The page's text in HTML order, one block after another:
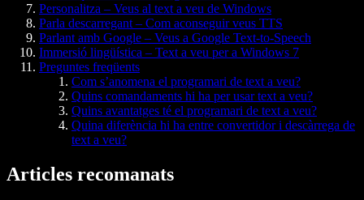
Personalitza – Veus al text a veu de Windows
Parla descarregant – Com aconseguir veus TTS
Parlant amb Google – Veus a Google Text-to-Speech
Immersió lingüística – Text a veu per a Windows 7
Preguntes freqüents
Com s’anomena el programari de text a veu?
Quins comandaments hi ha per usar text a veu?
Quins avantatges té el programari de text a veu?
Quina diferència hi ha entre convertidor i descàrrega de
text a veu?
Articles recomanats